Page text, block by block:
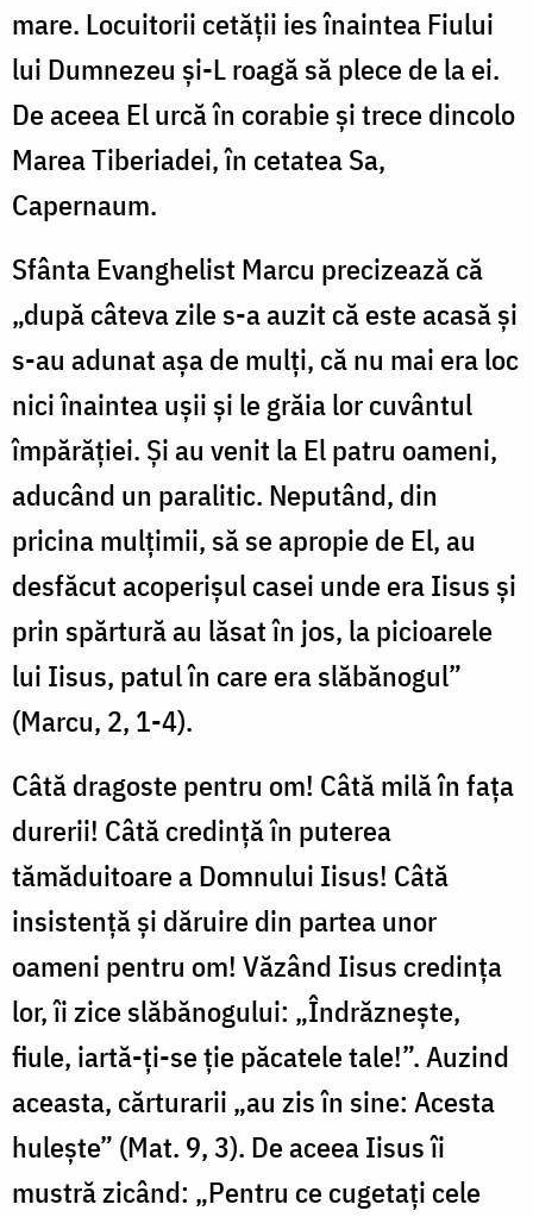
mare. Locuitorii cetăţii ies înaintea Fiului
lui Dumnezeu şi-L roagă să plece de la ei.
De aceea El urcă în corabie şi trece dincolo
Marea Tiberiadei, în cetatea Sa,
Capernaum.
Sfânta Evanghelist Marcu precizează că
„după câteva zile s-a auzit că este acasă şi
s-au adunat aşa de mulţi, că nu mai era loc
nici înaintea uşii şi le grăia lor cuvântul
împărăţiei. Şi au venit la El patru oameni,
aducând un paralitic. Neputând, din
pricina mulţimii, să se apropie de El, au
desfăcut acoperişul casei unde era Iisus şi
prin spărtură au lăsat în jos, la picioarele
lui Iisus, patul în care era slăbănogul”
(Marcu, 2, 1-4).
Câtă dragoste pentru om! Câtă milă în faţa
durerii! Câtă credinţă în puterea
tămăduitoare a Domnului Iisus! Câtă
insistenţă şi dăruire din partea unor
oameni pentru om! Văzând Iisus credinţa
lor, îi zice slăbănogului: „Îndrăzneşte,
fiule, iartă-ţi-se ţie păcatele tale!”. Auzind
aceasta, cărturarii „au zis în sine: Acesta
huleşte” (Mat. 9, 3). De aceea Iisus îi
mustră zicând: „Pentru ce cugetaţi cele